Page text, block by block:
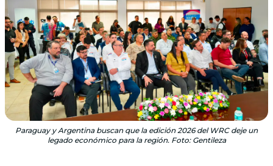
Paraguay y Argentina buscan que la edición 2026 del WRC deje un
legado económico para la región. Foto: Gentileza